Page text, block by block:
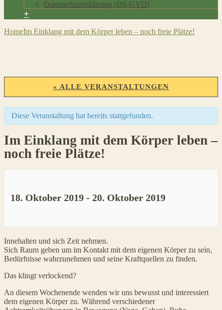
Datenschutzerklärung (DS-GVO)
+
HomeIm Einklang mit dem Körper leben – noch freie Plätze!
« ALLE VERANSTALTUNGEN
Diese Veranstaltung hat bereits stattgefunden.
Im Einklang mit dem Körper leben –
noch freie Plätze!
18. Oktober 2019 - 20. Oktober 2019
Veranstaltung
Navigation
Innehalten und sich Zeit nehmen.
Sich Raum geben um im Kontakt mit dem eigenen Körper zu sein,
Bedürfnisse wahrzunehmen und seine Kraftquellen zu finden.
Das klingt verlockend?
An diesem Wochenende wenden wir uns bewusst und interessiert
dem eigenen Körper zu. Während verschiedener